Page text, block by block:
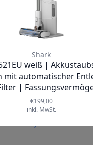
Shark
1-2 Werktage
29.5 cm
23.4 cm